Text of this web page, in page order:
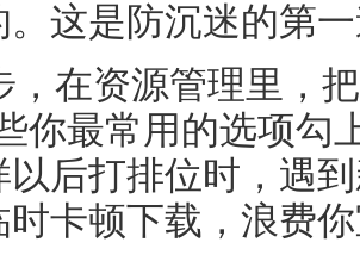
。这是防沉迷的第
，在资源管理里，
你最常用的选项勾
以后打排位时，遇
时卡顿下载，浪费